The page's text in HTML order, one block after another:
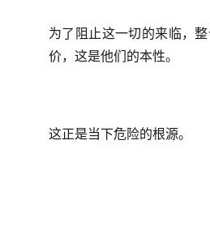
为了阻止这一切的来临，
价，这是他们的本性。
这正是当下危险的根源。